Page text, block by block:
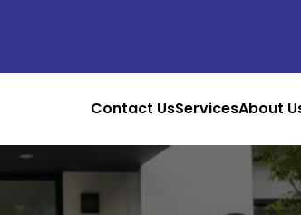
Contact UsServicesAbout